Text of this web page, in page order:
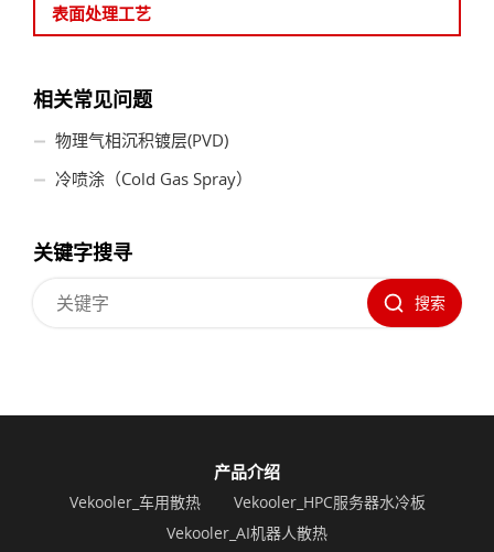
表面处理工艺
相关常见问题
物理气相沉积镀层(PVD)
冷喷涂（Cold Gas Spray）
关键字搜寻
搜索
产品介绍
Vekooler_车用散热
Vekooler_HPC服务器水冷板
Vekooler_AI机器人散热